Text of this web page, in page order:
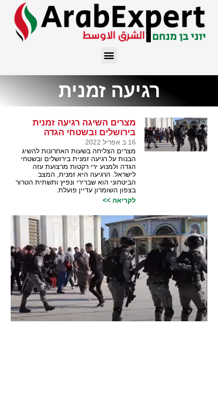
רגיעה זמנית
מצרים השיגה רגיעה זמנית
בירושלים ובשטחי הגדה
16 ב אפריל 2022
מצרים הצליחה בשעות האחרונות להשיג
הבנות על רגיעה זמנית בירושלים ובשטחי
הגדה ולמנוע ירי רקטות מרצועת עזה
לישראל. הרגיעה היא זמנית, המצב
הביטחוני הוא שברירי ונפיץ ותשתית הטרור
בצפון השומרון עדיין פועלת.
לקריאה >>